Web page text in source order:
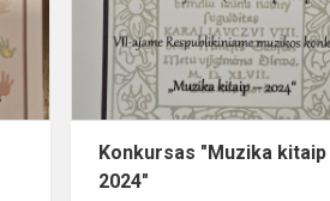
Konkursas "Muzika kitaip
2024"